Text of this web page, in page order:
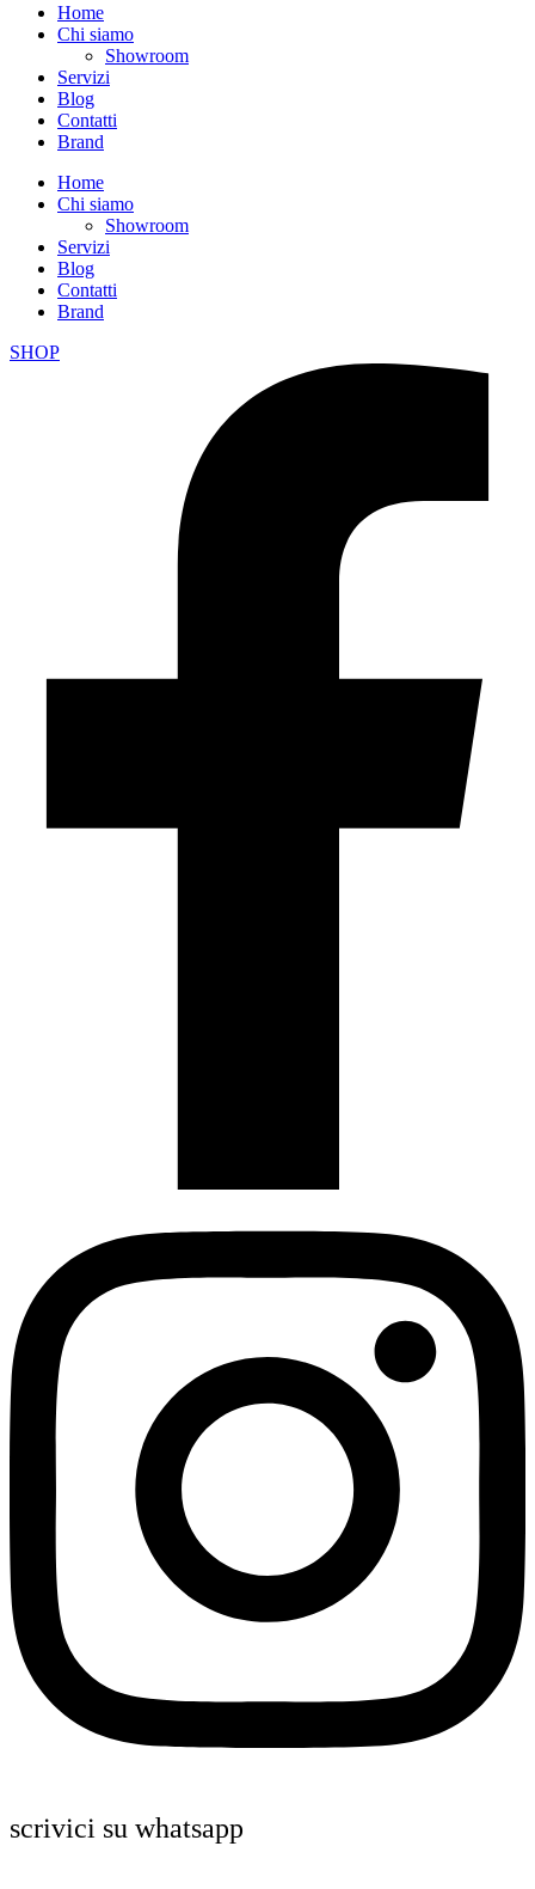
Home
Chi siamo
Showroom
Servizi
Blog
Contatti
Brand
Home
Chi siamo
Showroom
Servizi
Blog
Contatti
Brand
SHOP
scrivici su whatsapp